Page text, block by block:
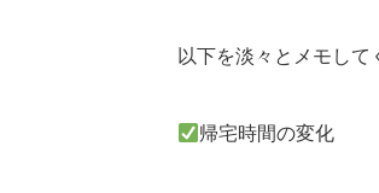
以下を淡々とメモして
帰宅時間の変化